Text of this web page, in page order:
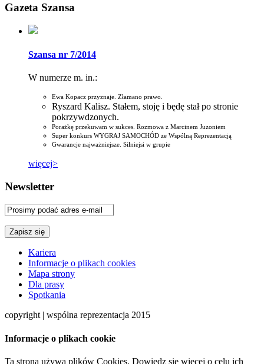
Gazeta Szansa
Szansa nr 7/2014
W numerze m. in.:
Ewa Kopacz przyznaje. Złamano prawo.
Ryszard Kalisz. Stałem, stoję i będę stał po stronie
pokrzywdzonych.
Porażkę przekuwam w sukces. Rozmowa z Marcinem Juzoniem
Super konkurs WYGRAJ SAMOCHÓD ze Wspólną Reprezentacją
Gwarancje najważniejsze. Silniejsi w grupie
więcej>
Newsletter
Kariera
Informacje o plikach cookies
Mapa strony
Dla prasy
Spotkania
copyright | wspólna reprezentacja 2015
Informacje o plikach cookie
Ta strona używa plików Cookies. Dowiedz się więcej o celu ich